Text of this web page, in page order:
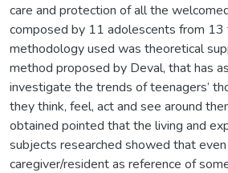
care and protection of all the
composed by 11 adolescents from 13
methodology used was theoretical
method proposed by Deval, that has
investigate the trends of teenagers’
they think, feel, act and see around
obtained pointed that the living and
subjects researched showed that
caregiver/resident as reference of